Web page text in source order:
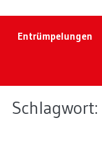
Entrümpelungen
Schlagwort: